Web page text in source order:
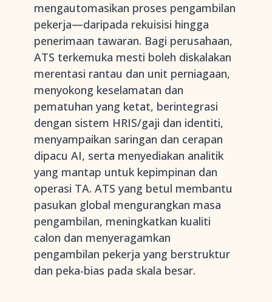
mengautomasikan proses pengambilan
pekerja—daripada rekuisisi hingga
penerimaan tawaran. Bagi perusahaan,
ATS terkemuka mesti boleh diskalakan
merentasi rantau dan unit perniagaan,
menyokong keselamatan dan
pematuhan yang ketat, berintegrasi
dengan sistem HRIS/gaji dan identiti,
menyampaikan saringan dan cerapan
dipacu AI, serta menyediakan analitik
yang mantap untuk kepimpinan dan
operasi TA. ATS yang betul membantu
pasukan global mengurangkan masa
pengambilan, meningkatkan kualiti
calon dan menyeragamkan
pengambilan pekerja yang berstruktur
dan peka-bias pada skala besar.